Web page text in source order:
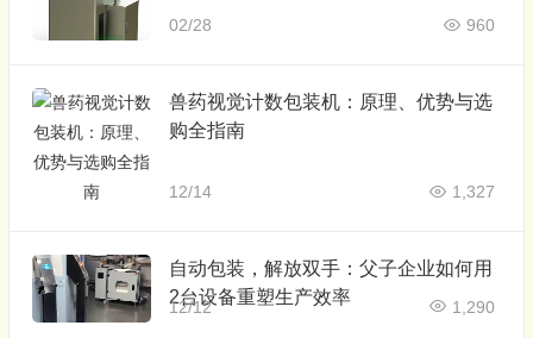
02/28 960
兽药视觉计数包装机：原理、优势与选
购全指南
12/14 1,327
自动包装，解放双手：父子企业如何用
2台设备重塑生产效率
12/12 1,290